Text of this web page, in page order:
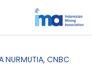
NURMUTIA, CNBC